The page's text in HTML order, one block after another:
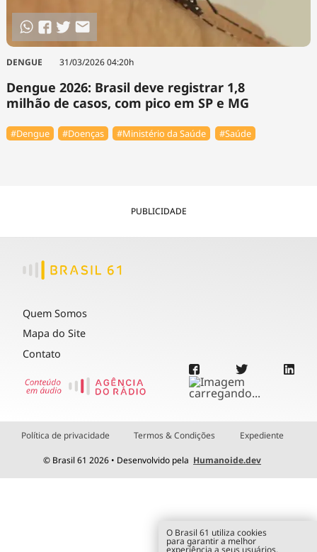
DENGUE 31/03/2026 04:20h
Dengue 2026: Brasil deve registrar 1,8
milhão de casos, com pico em SP e MG
#Dengue #Doenças #Ministério da Saúde #Saúde
PUBLICIDADE
Quem Somos
Mapa do Site
Contato
Política de privacidade Termos & Condições Expediente
© Brasil 61 2026 • Desenvolvido pela Humanoide.dev
O Brasil 61 utiliza cookies
para garantir a melhor